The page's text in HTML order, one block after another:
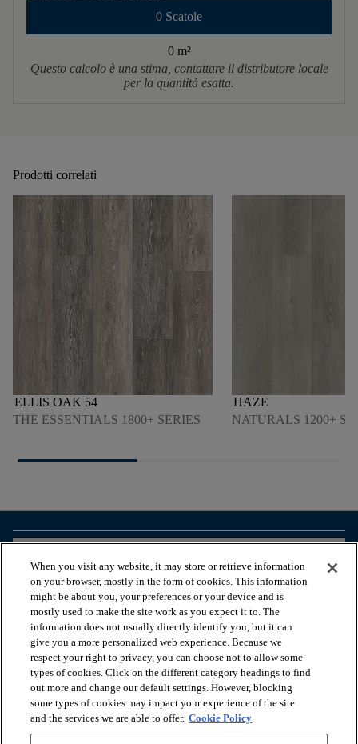
0 Scatole
0 m²
Questo calcolo è una stima, contattare il distributore locale
per la quantità esatta.
Prodotti correlati
ELLIS OAK 54
THE ESSENTIALS 1800+ SERIES
HAZE
NATURALS 1200+
STRUMENTI UTILI
I NOSTRI SERVIZI
CHI SIAMO
When you visit any website, it may store or retrieve information
on your browser, mostly in the form of cookies. This information
might be about you, your preferences or your device and is
mostly used to make the site work as you expect it to. The
information does not usually directly identify you, but it can
give you a more personalized web experience. Because we
respect your right to privacy, you can choose not to allow some
types of cookies. Click on the different category headings to find
out more and change our default settings. However, blocking
some types of cookies may impact your experience of the site
and the services we are able to offer. Cookie Policy